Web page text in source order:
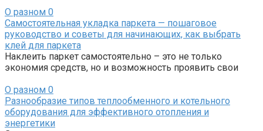
О разном 0
Самостоятельная укладка паркета — пошаговое
руководство и советы для начинающих, как выбрать
клей для паркета
Наклеить паркет самостоятельно – это не только
экономия средств, но и возможность проявить свои
О разном 0
Разнообразие типов теплообменного и котельного
оборудования для эффективного отопления и
энергетики